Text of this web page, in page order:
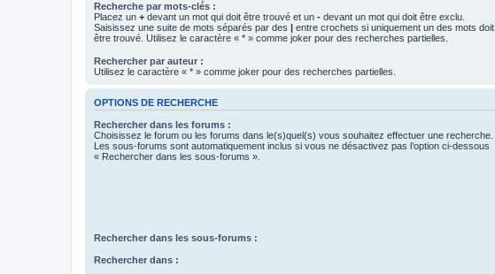
Recherche par mots-clés :
Placez un + devant un mot qui doit être trouvé et un - devant un mot qui doit être exclu.
Saisissez une suite de mots séparés par des | entre crochets si uniquement un des mots doit
être trouvé. Utilisez le caractère « * » comme joker pour des recherches partielles.
Rechercher par auteur :
Utilisez le caractère « * » comme joker pour des recherches partielles.
OPTIONS DE RECHERCHE
Rechercher dans les forums :
Choisissez le forum ou les forums dans le(s)quel(s) vous souhaitez effectuer une recherche.
Les sous-forums sont automatiquement inclus si vous ne désactivez pas l’option ci-dessous
« Rechercher dans les sous-forums ».
Rechercher dans les sous-forums :
Rechercher dans :